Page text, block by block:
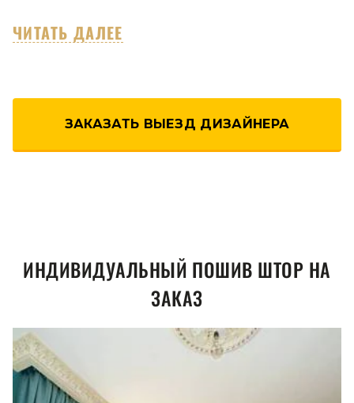
ЧИТАТЬ ДАЛЕЕ
ЗАКАЗАТЬ ВЫЕЗД ДИЗАЙНЕРА
ИНДИВИДУАЛЬНЫЙ ПОШИВ ШТОР НА
ЗАКАЗ